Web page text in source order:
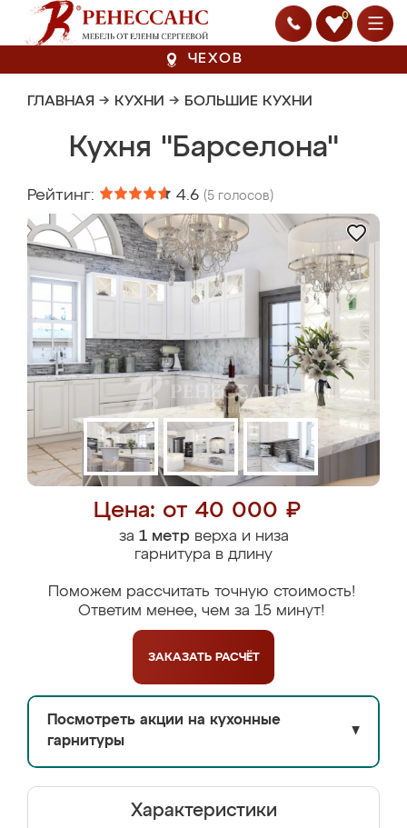
0
ЧЕХОВ
ГЛАВНАЯ → КУХНИ → БОЛЬШИЕ КУХНИ
Кухня "Барселона"
Рейтинг: 4.6 (5 голосов)
Цена: от 40 000 ₽
за 1 метрверха и низа
гарнитура в длину
Поможем рассчитать точную стоимость!
Ответим менее, чем за 15 минут!
ЗАКАЗАТЬ РАСЧЁТ
Посмотреть акции на кухонные
гарнитуры
▼
Характеристики